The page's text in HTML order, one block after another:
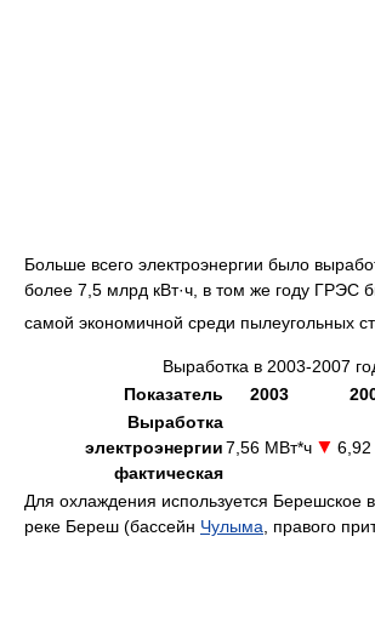
Больше всего электроэнергии было
более 7,5 млрд кВт·ч, в том же году ГРЭС
самой экономичной среди пылеугольных
Выработка в 2003-2007
Показатель
2003
Выработка
электроэнергии
фактическая
7,56 МВт*ч ▼
Для охлаждения используется Берешское
реке Береш (бассейн Чулыма , правого